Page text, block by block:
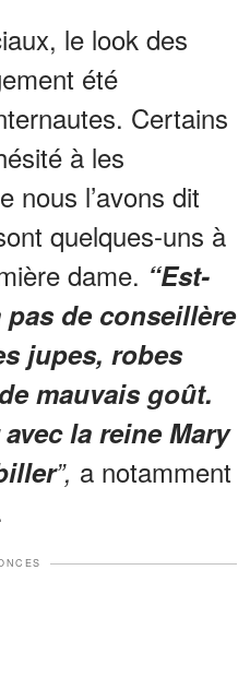
le look des
été
Certains
à les
nous l’avons dit
quelques-uns à
dame. “Est-
de conseillère
jupes, robes
mauvais goût.
la reine Mary
”, a notamment